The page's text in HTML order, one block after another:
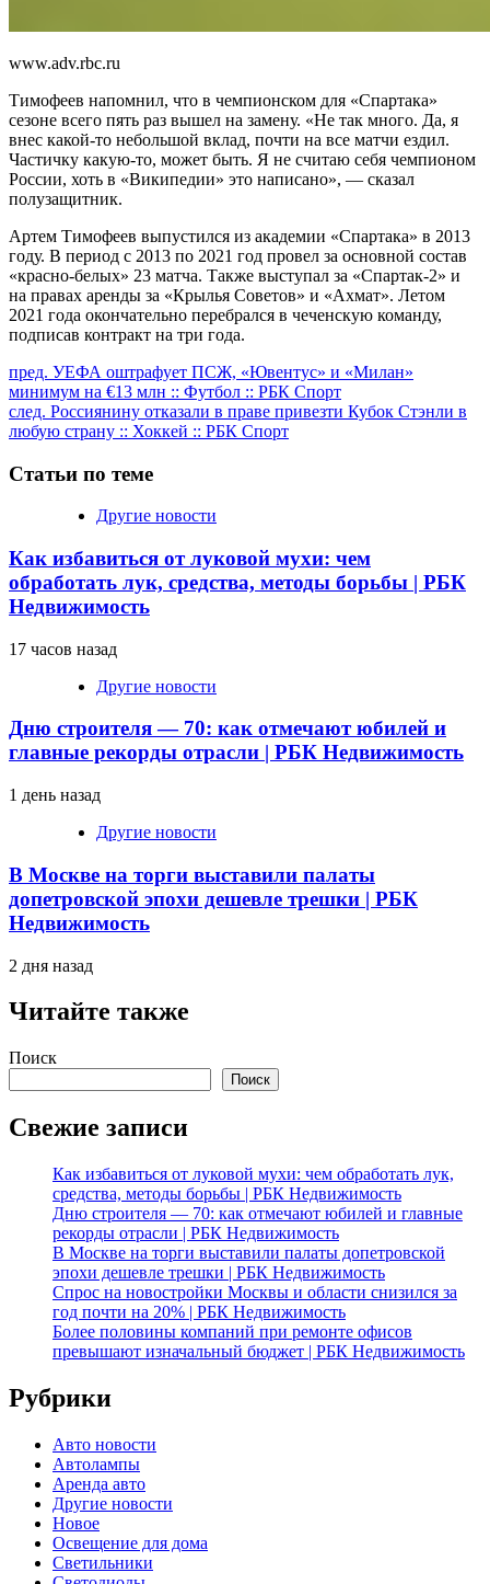
www.adv.rbc.ru
Тимофеев напомнил, что в чемпионском для «Спартака»
сезоне всего пять раз вышел на замену. «Не так много. Да, я
внес какой‑то небольшой вклад, почти на все матчи ездил.
Частичку какую‑то, может быть. Я не считаю себя чемпионом
России, хоть в «Википедии» это написано», — сказал
полузащитник.
Артем Тимофеев выпустился из академии «Спартака» в 2013
году. В период с 2013 по 2021 год провел за основной состав
«красно-белых» 23 матча. Также выступал за «Спартак-2» и
на правах аренды за «Крылья Советов» и «Ахмат». Летом
2021 года окончательно перебрался в чеченскую команду,
подписав контракт на три года.
Продолжить
чтение
пред. УЕФА оштрафует ПСЖ, «Ювентус» и «Милан»
минимум на €13 млн :: Футбол :: РБК Спорт
след. Россиянину отказали в праве привезти Кубок Стэнли в
любую страну :: Хоккей :: РБК Спорт
Статьи по теме
Другие новости
Как избавиться от луковой мухи: чем
обработать лук, средства, методы борьбы | РБК
Недвижимость
17 часов назад
Другие новости
Дню строителя — 70: как отмечают юбилей и
главные рекорды отрасли | РБК Недвижимость
1 день назад
Другие новости
В Москве на торги выставили палаты
допетровской эпохи дешевле трешки | РБК
Недвижимость
2 дня назад
Читайте также
Поиск
Поиск
Свежие записи
Как избавиться от луковой мухи: чем обработать лук,
средства, методы борьбы | РБК Недвижимость
Дню строителя — 70: как отмечают юбилей и главные
рекорды отрасли | РБК Недвижимость
В Москве на торги выставили палаты допетровской
эпохи дешевле трешки | РБК Недвижимость
Спрос на новостройки Москвы и области снизился за
год почти на 20% | РБК Недвижимость
Более половины компаний при ремонте офисов
превышают изначальный бюджет | РБК Недвижимость
Рубрики
Авто новости
Автолампы
Аренда авто
Другие новости
Новое
Освещение для дома
Светильники